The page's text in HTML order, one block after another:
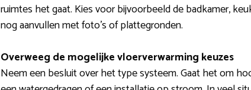
ruimtes het gaat. Kies voor bijvoorbeeld de badkamer,
nog aanvullen met foto’s of plattegronden.
Overweeg de mogelijke vloerverwarming keuzes
Neem een besluit over het type systeem. Gaat het om